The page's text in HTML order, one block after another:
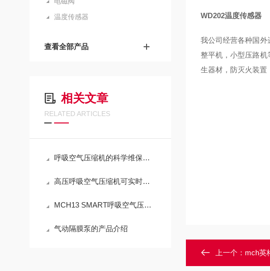
温度传感器
查看全部产品
相关文章
RELATED ARTICLES
呼吸空气压缩机的科学维保指导
高压呼吸空气压缩机可实时监测压力、温度、流量等参数
MCH13 SMART呼吸空气压缩机进行维护保养的秘籍
气动隔膜泵的产品介绍
WD202温度传感器
我公司经营各种国
整平机，小型压路
生器材，防灭火装置
上一个： mch英